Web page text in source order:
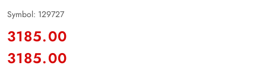
Symbol: 129727
cena:
3185.00
Cena:
3185.00